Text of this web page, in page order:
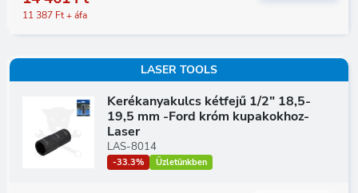
11 387 Ft + áfa
LASER TOOLS
Kerékanyakulcs kétfejű 1/2" 18,5-
19,5 mm -Ford króm kupakokhoz-
Laser
LAS-8014
-33.3% Üzletünkben